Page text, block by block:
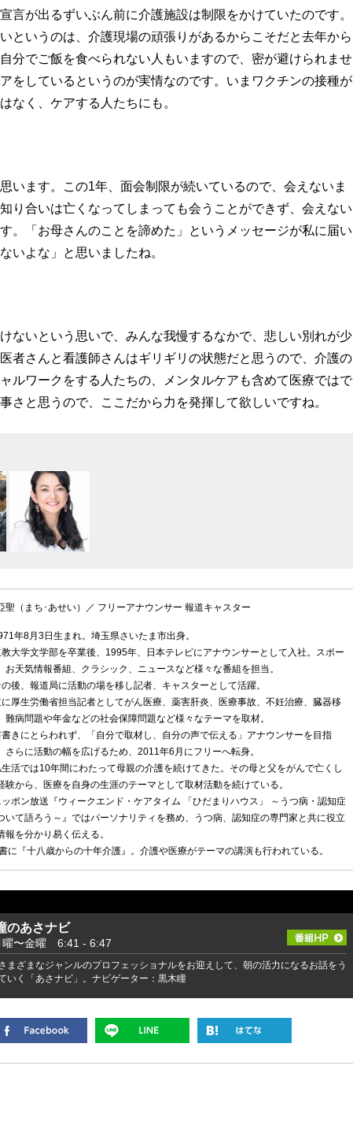
言が出るずいぶん前に介護施設は制限をかけていたのです。
というのは、介護現場の頑張りがあるからこそだと去年から
分でご飯を食べられない人もいますので、密が避けられませ
をしているというのが実情なのです。いまワクチンの接種が
なく、ケアする人たちにも。
います。この1年、面会制限が続いているので、会えないま
り合いは亡くなってしまっても会うことができず、会えない
。「お母さんのことを諦めた」というメッセージが私に届い
いよな」と思いましたね。
ないという思いで、みんな我慢するなかで、悲しい別れが少
者さんと看護師さんはギリギリの状態だと思うので、介護の
ルワークをする人たちの、メンタルケアも含めて医療ではで
さと思うので、ここだから力を発揮して欲しいですね。
聖（まち･あせい）／ フリーアナウンサー 報道キャスター
年8月3日生まれ。埼玉県さいたま市出身。
大学文学部を卒業後、1995年、日本テレビにアナウンサーとして入社。スポー
お天気情報番組、クラシック、ニュースなど様々な番組を担当。
後、報道局に活動の場を移し記者、キャスターとして活躍。
厚生労働省担当記者としてがん医療、薬害肝炎、医療事故、不妊治療、臓器移
難病問題や年金などの社会保障問題など様々なテーマを取材。
きにとらわれず、「自分で取材し、自分の声で伝える」アナウンサーを目指
さらに活動の幅を広げるため、2011年6月にフリーへ転身。
活では10年間にわたって母親の介護を続けてきた。その母と父をがんで亡くし
験から、医療を自身の生涯のテーマとして取材活動を続けている。
ポン放送『ウィークエンド・ケアタイム 「ひだまりハウス」 ～うつ病・認知症
いて語ろう～』ではパーソナリティを務め、うつ病、認知症の専門家と共に役立
報を分かり易く伝える。
に『十八歳からの十年介護』。介護や医療がテーマの講演も行われている。
のあさナビ
曜〜金曜 6:41 - 6:47
まざまなジャンルのプロフェッショナルをお迎えして、朝の活力になるお話をう
いく「あさナビ」。ナビゲーター：黒木瞳